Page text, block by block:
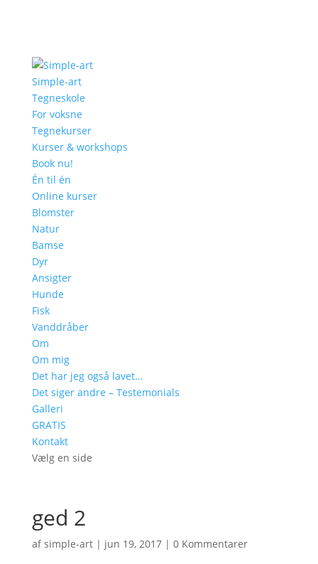
Simple-art
Tegneskole
For voksne
Tegnekurser
Kurser & workshops
Book nu!
Én til én
Online kurser
Blomster
Natur
Bamse
Dyr
Ansigter
Hunde
Fisk
Vanddråber
Om
Om mig
Det har jeg også lavet…
Det siger andre – Testemonials
Galleri
GRATIS
Kontakt
Vælg en side
ged 2
afsimple-art| jun 19, 2017| 0 Kommentarer